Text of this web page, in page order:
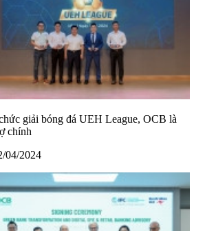
giải bóng đá UEH League, OCB là
chính
04/2024